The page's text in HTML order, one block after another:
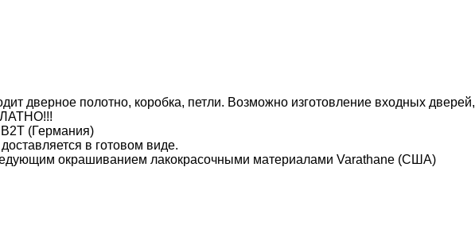
дверное полотно, коробка, петли. Возможно изготовление входных дверей,
(Германия)
в готовом виде.
окрашиванием лакокрасочными материалами Varathane (США)